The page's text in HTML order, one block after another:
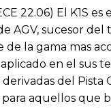
22.06) El K1S es
AGV, sucesor del
la gama mas
en el sus
del Pista
aquellos que